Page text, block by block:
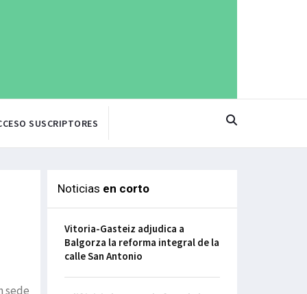
SUSCRIPTORES
sede
Noticias en corto
Vitoria-Gasteiz adjudica a
Balgorza la reforma integral de la
calle San Antonio